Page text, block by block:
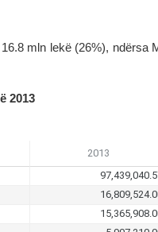
mln lekë (26%), ndërsa
2013